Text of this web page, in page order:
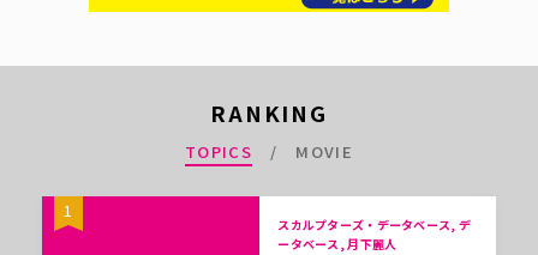
RANKING
TOPICS MOVIE
1
スカルプターズ・データベース, デ
ータベース, 月下麗人